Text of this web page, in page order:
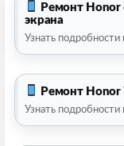
Ремонт Honor
экрана
Узнать подробности
Ремонт Honor
Узнать подробности